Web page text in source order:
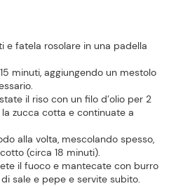
e fatela rosolare in una padella
minuti, aggiungendo un mestolo
il riso con un filo d’olio per 2
zucca cotta e continuate a
alla volta, mescolando spesso,
(circa 18 minuti).
il fuoco e mantecate con burro
sale e pepe e servite subito.